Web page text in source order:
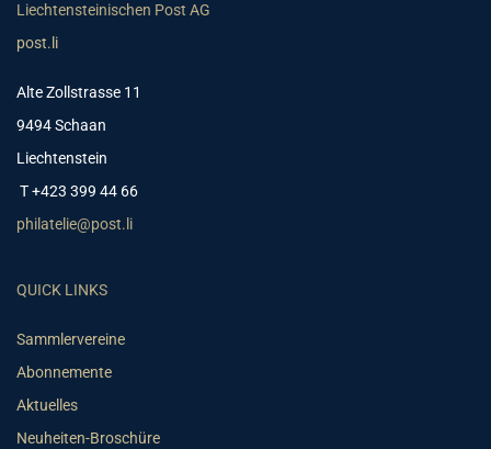
Liechtensteinischen Post AG
post.li
Alte Zollstrasse 11
9494 Schaan
Liechtenstein
T +423 399 44 66
philatelie@post.li
QUICK LINKS
Sammlervereine
Abonnemente
Aktuelles
Neuheiten-Broschüre